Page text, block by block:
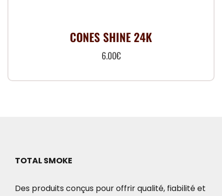
CONES SHINE 24K
6.00€
TOTAL SMOKE
Des produits conçus pour offrir qualité, fiabilité et